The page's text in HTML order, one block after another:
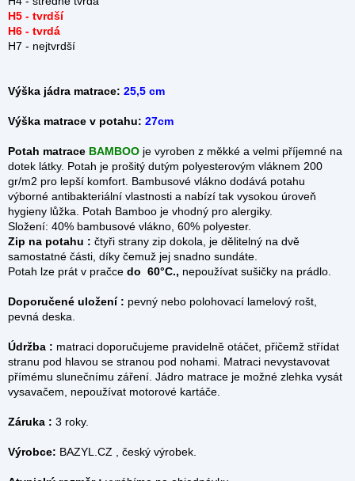
H5 - tvrdší
H6 - tvrdá
H7 - nejtvrdší
Výška jádra matrace: 25,5 cm
Výška matrace v potahu: 27cm
Potah matrace BAMBOO je vyroben z měkké a velmi příjemné na
dotek látky. Potah je prošitý dutým polyesterovým vláknem 200
gr/m2 pro lepší komfort. Bambusové vlákno dodává potahu
výborné antibakteriální vlastnosti a nabízí tak vysokou úroveň
hygieny lůžka. Potah Bamboo je vhodný pro alergiky.
Složení: 40% bambusové vlákno, 60% polyester.
Zip na potahu : čtyři strany zip dokola, je dělitelný na dvě
samostatné části, díky čemuž jej snadno sundáte.
Potah lze prát v pračce do 60°C., nepoužívat sušičky na prádlo.
Doporučené uložení : pevný nebo polohovací lamelový rošt,
pevná deska.
Údržba : matraci doporučujeme pravidelně otáčet, přičemž střídat
stranu pod hlavou se stranou pod nohami. Matraci nevystavovat
přímému slunečnímu záření. Jádro matrace je možné zlehka vysát
vysavačem, nepoužívat motorové kartáče.
Záruka : 3 roky.
Výrobce: BAZYL.CZ , český výrobek.